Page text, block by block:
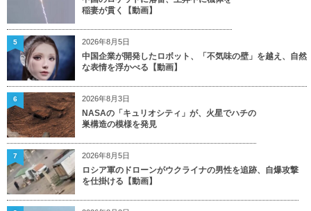
稲妻が貫く【動画】
2026年8月5日
中国企業が開発したロボット、「不気味の壁」を越え、自然
な表情を浮かべる【動画】
5
2026年8月3日
NASAの「キュリオシティ」が、火星でハチの
巣構造の模様を発見
6
2026年8月5日
ロシア軍のドローンがウクライナの男性を追跡、自爆攻撃
を仕掛ける【動画】
7